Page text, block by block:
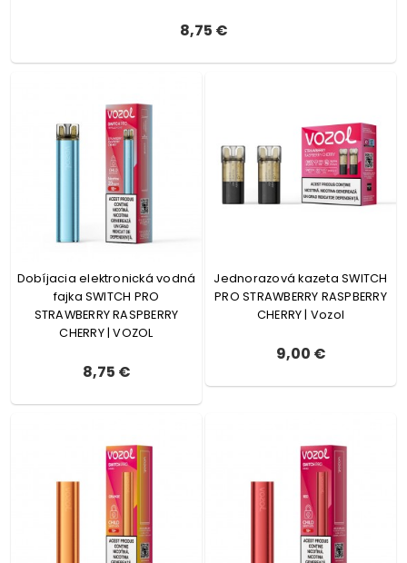
8,75 €
Dobíjacia elektronická vodná
fajka SWITCH PRO
STRAWBERRY RASPBERRY
CHERRY | VOZOL
8,75 €
Jednorazová kazeta SWITCH
PRO STRAWBERRY RASPBERRY
CHERRY | Vozol
9,00 €